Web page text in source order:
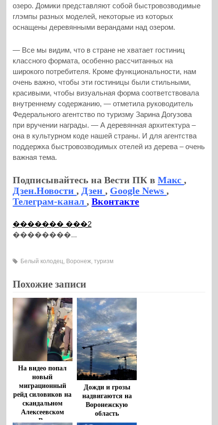
озеро. Домики представляют собой быстровозводимые
глэмпы разных моделей, некоторые из которых
оснащены деревянными верандами над озером.
— Все мы видим, что в стране не хватает гостиниц
классного формата, особенно рассчитанных на
широкого потребителя. Кроме функциональности, нам
очень важно, чтобы эти гостиницы были стильными,
красивыми, чтобы визуальная форма соответствовала
внутреннему содержанию, — отметила руководитель
Федерального агентство по туризму Зарина Догузова
при вручении награды. — А деревянная архитектура –
она в культурном коде нашей страны. И для агентства
поддержка быстровозводимых отелей из дерева – очень
важная тема.
Подписывайтесь на Вести ПК вМакс,
Дзен.Новости, Дзен, Google News,
Телеграм-канал,Вконтакте
������� ���2
��������...
Белый колодец, Воронеж,туризм
Похожие записи
На видео попал
новый
миграционный
рейд силовиков на
скандальном
Алексеевском
рынке Воронежа
Дожди и грозы
надвигаются на
Воронежскую
область